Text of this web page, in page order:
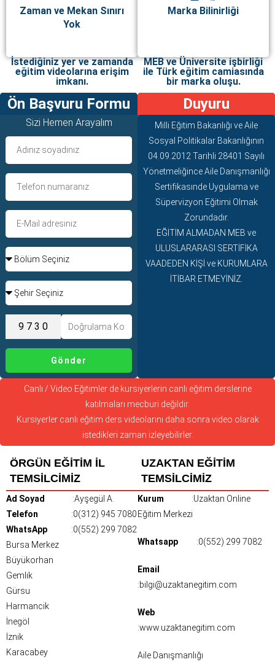
Zaman ve Mekan Sınırı
Yok
İstediğiniz yer ve zamanda
eğitim videolarına erişim
imkanı.
Marka Bilinirliği
MEB ve Üniversite işbirliği
ile Türk eğitim camiasında
bir marka oluşu.
Ön Başvuru Formu
Sizi Hemen Arayalım
Gönder
Duyuru
Milli Eğitim Bakanlığı ve Aile
Sosyal Politikalar Bakanlığının
04.09.2012 Tarihli 28401 Sayılı
Yönetmeliğince Aile Danışmanlığı
Sertifikasınde Uygulama ve
Süpervizyon Eğitimi Olmak
Zorundadır.
EĞİTİM ALMADAN MEB ve
ULUSLARARASI SERTİFİKA
VAADEDEN KİŞİ ve KURUMLARA
İTİBAR ETMEYİNİZ.
Canlı / Video Eğitimler de kursiyerlerin canlı eğitim derslerine
katılmaları mecburi değildir.
Kursiyerler canlı eğitim ders videolarını daha sonra video olarak
istedikleri zaman izleyebilirler.
ÖRGÜN EĞİTİM İL
TEMSİLCİMİZ
Ad Soyad
:Ayşegül A.
Telefon :0(312) 945 7080
WhatsApp
:0(552) 299 7082
Bursa Merkez
Büyükorhan
Gemli̇k
Gürsu
Harmancik
İnegöl
İzni̇k
Karacabey
UZAKTAN EĞİTİM
TEMSİLCİMİZ
Kurum
:Uzaktan Online
Eğitim Merkezi
Whatsapp :0(552) 299 7082
Email
:bilgi@uzaktanegitim.com
Web
:www.uzaktanegitim.com
Aile Danışmanlığı